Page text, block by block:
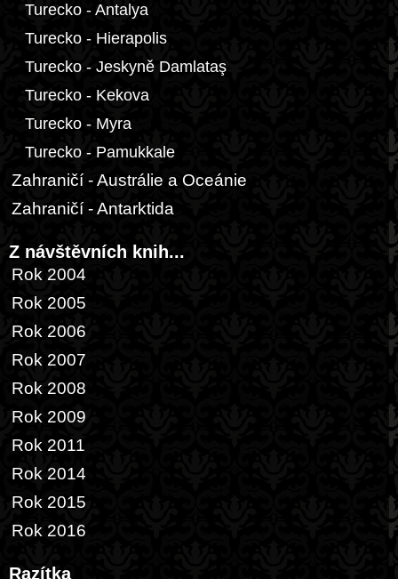
Turecko - Antalya
Turecko - Hierapolis
Turecko - Jeskyně Damlataş
Turecko - Kekova
Turecko - Myra
Turecko - Pamukkale
Zahraničí - Austrálie a Oceánie
Zahraničí - Antarktida
Z návštěvních knih...
Rok 2004
Rok 2005
Rok 2006
Rok 2007
Rok 2008
Rok 2009
Rok 2011
Rok 2014
Rok 2015
Rok 2016
Razítka